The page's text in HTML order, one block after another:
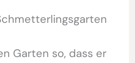
Garten so, dass er